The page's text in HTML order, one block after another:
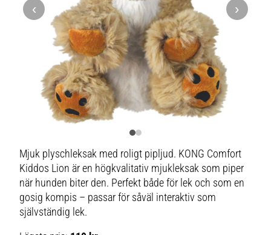
‹ ›
Mjuk plyschleksak med roligt pipljud. KONG Comfort
Kiddos Lion är en högkvalitativ mjukleksak som piper
när hunden biter den. Perfekt både för lek och som en
gosig kompis – passar för såväl interaktiv som
självständig lek.